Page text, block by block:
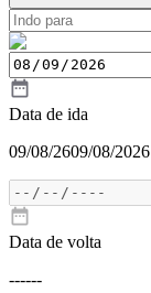
Data de ida
09/08/2609/08/2026
Data de volta
------